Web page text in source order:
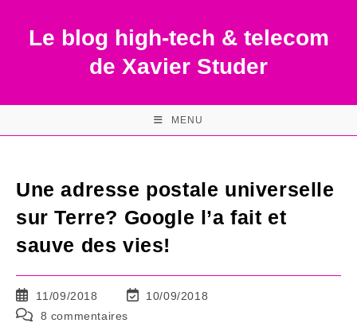
contentLe blog high-tech & telecom
de Xavier Studer
MENU
Une adresse postale universelle
sur Terre? Google l’a fait et
sauve des vies!
Publication
publiée :
11/09/2018
Dernière
10/09/2018
Commentaires
8 commentaires